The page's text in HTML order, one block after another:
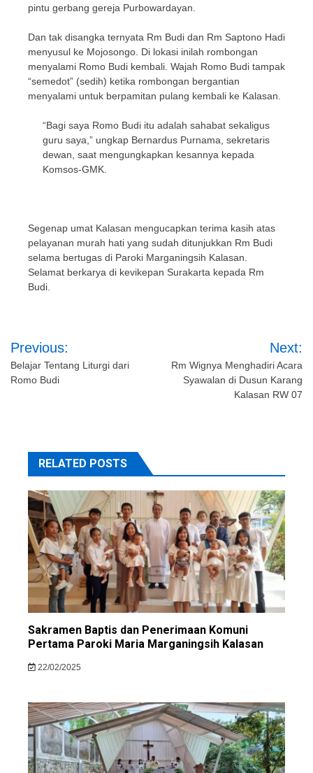
pintu gerbang gereja Purbowardayan.
Dan tak disangka ternyata Rm Budi dan Rm Saptono Hadi
menyusul ke Mojosongo. Di lokasi inilah rombongan
menyalami Romo Budi kembali. Wajah Romo Budi tampak
“semedot” (sedih) ketika rombongan bergantian
menyalami untuk berpamitan pulang kembali ke Kalasan.
“Bagi saya Romo Budi itu adalah sahabat sekaligus
guru saya,” ungkap Bernardus Purnama, sekretaris
dewan, saat mengungkapkan kesannya kepada
Komsos-GMK.
Segenap umat Kalasan mengucapkan terima kasih atas
pelayanan murah hati yang sudah ditunjukkan Rm Budi
selama bertugas di Paroki Marganingsih Kalasan.
Selamat berkarya di kevikepan Surakarta kepada Rm
Budi.
Post
navigation
Previous:
Belajar Tentang Liturgi dari
Romo Budi
Next:
Rm Wignya Menghadiri Acara
Syawalan di Dusun Karang
Kalasan RW 07
RELATED POSTS
Sakramen Baptis dan Penerimaan Komuni
Pertama Paroki Maria Marganingsih Kalasan
22/02/2025